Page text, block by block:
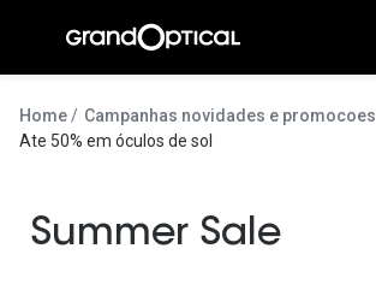
conteúdo
Home
Campanhas novidades e promocoes
Ate 50% em óculos de sol
Summer Sale